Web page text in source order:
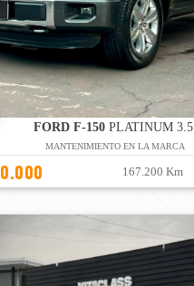
FORD F-150PLATINUM 3.5
MANTENIMIENTO EN LA MARCA
167.200 Km